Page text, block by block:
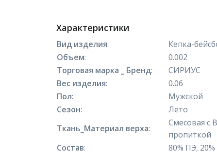
Характеристики
Вид изделия:
Кепка-
Объем:
0.002
Торговая марка _ Бренд:
СИРИУС
Вес изделия:
0.06
Пол:
Мужской
Сезон:
Лето
Ткань_Материал верха:
Смесовая с
пропиткой
Состав: 80% ПЭ, 20%